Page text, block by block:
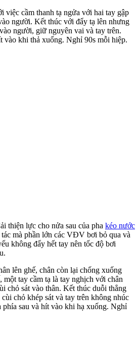
việc cầm thanh tạ ngửa với hai tay gập
người. Kết thúc với đẩy tạ lên nhưng
người, giữ nguyên vai và tay trên.
vào khi thả xuống. Nghỉ 90s mỗi hiệp.
thiện lực cho nửa sau của pha kéo nước
mà phần lớn các VĐV bơi bỏ qua và
không đẩy hết tay nên tốc độ bơi
lên ghế, chân còn lại chống xuống
một tay cầm tạ là tay nghịch với chân
chỏ sát vào thân. Kết thúc duỗi thẳng
chỏ khép sát và tay trên không nhúc
sau và hít vào khi hạ xuống. Nghỉ